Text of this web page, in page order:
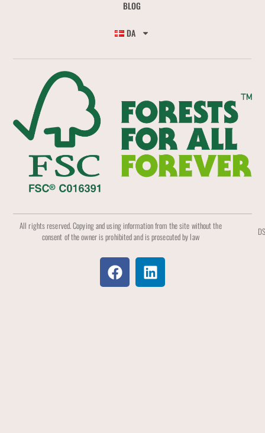
BLOG
DA
All rights reserved. Copying and using information from the site without the
consent of the owner is prohibited and is prosecuted by law